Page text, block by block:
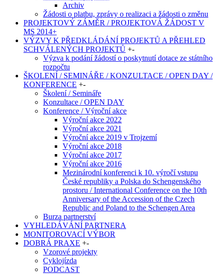
Archiv
Žádosti o platbu, zprávy o realizaci a žádosti o změnu
PROJEKTOVÝ ZÁMĚR / PROJEKTOVÁ ŽÁDOST V
MS 2014+
VÝZVY K PŘEDKLÁDÁNÍ PROJEKTŮ A PŘEHLED
SCHVÁLENÝCH PROJEKTŮ +-
Výzva k podání žádostí o poskytnutí dotace ze státního
rozpočtu
ŠKOLENÍ / SEMINÁŘE / KONZULTACE / OPEN DAY /
KONFERENCE +-
Školení / Semináře
Konzultace / OPEN DAY
Konference / Výroční akce
Výroční akce 2022
Výroční akce 2021
Výroční akce 2019 v Trojzemí
Výroční akce 2018
Výroční akce 2017
Výroční akce 2016
Mezinárodní konferenci k 10. výročí vstupu
České republiky a Polska do Schengenského
prostoru / International Conference on the 10th
Anniversary of the Accession of the Czech
Republic and Poland to the Schengen Area
Burza partnerství
VYHLEDÁVÁNÍ PARTNERA
MONITOROVACÍ VÝBOR
DOBRÁ PRAXE +-
Vzorové projekty
Cyklojízda
PODCAST